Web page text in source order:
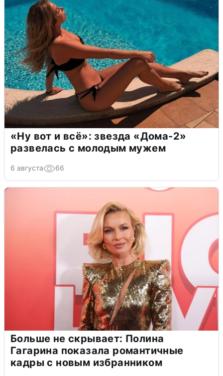
«Ну вот и всё»: звезда «Дома-2»
развелась с молодым мужем
6 августа 66
Больше не скрывает: Полина
Гагарина показала романтичные
кадры с новым избранником